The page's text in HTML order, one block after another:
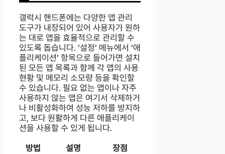
갤럭시 핸드폰에는 다양한 앱 관리
도구가 내장되어 있어 사용자가 원하
는 대로 앱을 효율적으로 관리할 수
있도록 돕습니다. ‘설정’ 메뉴에서 ‘애
플리케이션’ 항목으로 들어가면 설치
된 모든 앱 목록과 함께 각 앱의 사용
현황 및 메모리 소모량 등을 확인할
수 있습니다. 필요 없는 앱이나 자주
사용하지 않는 앱은 여기서 삭제하거
나 비활성화하여 성능 저하를 방지하
고, 보다 원활하게 다른 애플리케이
션을 사용할 수 있게 됩니다.
방법
설명 장점